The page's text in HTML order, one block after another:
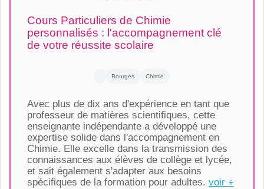
Cours Particuliers de Chimie
personnalisés : l'accompagnement clé
de votre réussite scolaire
Bourges Chimie
Avec plus de dix ans d'expérience en tant que
professeur de matières scientifiques, cette
enseignante indépendante a développé une
expertise solide dans l'accompagnement en
Chimie. Elle excelle dans la transmission des
connaissances aux élèves de collège et lycée,
et sait également s'adapter aux besoins
spécifiques de la formation pour adultes. voir +